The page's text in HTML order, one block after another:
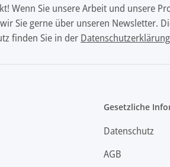
Wenn Sie unsere Arbeit und unsere
Sie gerne über unseren Newsletter.
finden Sie in der Datenschutzerklärung
Gesetzliche
Datenschutz
AGB